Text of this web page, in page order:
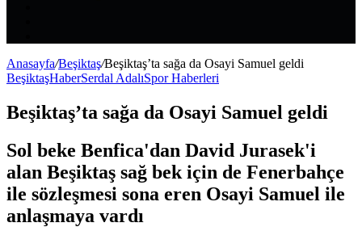
Anasayfa/Beşiktaş/Beşiktaş’ta sağa da Osayi Samuel geldi
BeşiktaşHaberSerdal AdalıSpor Haberleri
Beşiktaş’ta sağa da Osayi Samuel geldi
Sol beke Benfica'dan David Jurasek'i
alan Beşiktaş sağ bek için de Fenerbahçe
ile sözleşmesi sona eren Osayi Samuel ile
anlaşmaya vardı